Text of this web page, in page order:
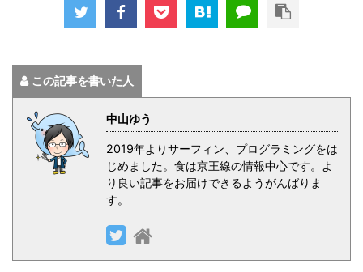
この記事を書いた人
中山ゆう
2019年よりサーフィン、プログラミングをは
じめました。食は京王線の情報中心です。よ
り良い記事をお届けできるようがんばりま
す。